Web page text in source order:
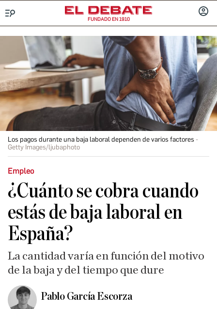
FUNDADO EN 1910
Los pagos durante una baja laboral dependen de varios factores
Getty Images/ljubaphoto
Empleo
¿Cuánto se cobra cuando
estás de baja laboral en
España?
La cantidad varía en función del motivo
de la baja y del tiempo que dure
Pablo García Escorza